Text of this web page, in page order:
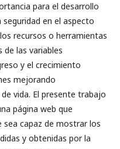
para el desarrollo
en el aspecto
recursos o herramientas
de las variables
y el crecimiento
mejorando
vida. El presente trabajo
página web que
capaz de mostrar los
y obtenidas por la